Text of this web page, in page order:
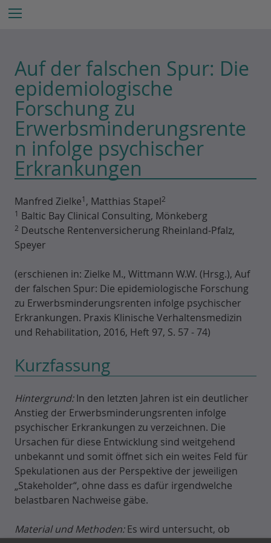
Auf der falschen Spur: Die
epidemiologische
Forschung zu
Erwerbsminderungsrente
n infolge psychischer
Erkrankungen
Manfred Zielke1 , Matthias Stapel2
1 Baltic Bay Clinical Consulting, Mönkeberg
2 Deutsche Rentenversicherung Rheinland-Pfalz,
Speyer
(erschienen in: Zielke M., Wittmann W.W. (Hrsg.), Auf
der falschen Spur: Die epidemiologische Forschung
zu Erwerbsminderungsrenten infolge psychischer
Erkrankungen. Praxis Klinische Verhaltensmedizin
und Rehabilitation, 2016, Heft 97, S. 57 - 74)
Kurzfassung
Hintergrund:In den letzten Jahren ist ein deutlicher
Anstieg der Erwerbsminderungsrenten infolge
psychischer Erkrankungen zu verzeichnen. Die
Ursachen für diese Entwicklung sind weitgehend
unbekannt und somit öffnet sich ein weites Feld für
Spekulationen aus der Perspektive der jeweiligen
„Stakeholder“, ohne dass es dafür irgendwelche
belastbaren Nachweise gäbe.
Material und Methoden:Es wird untersucht, ob